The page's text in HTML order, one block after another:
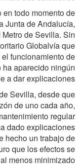
todo momento de
Junta de Andalucía,
de Sevilla. Sin
Globalvía que
funcionamiento de
aparecido ningún
a dar explicaciones.
Sevilla, desde que
de uno cada año,
regular
dado explicaciones
hecho un trabajo de
que los efectos se
menos minimizado.